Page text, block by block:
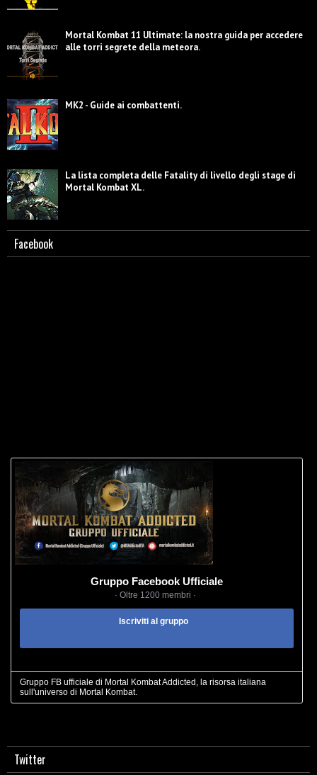
Mortal Kombat 11 Ultimate: la nostra guida per accedere
alle torri segrete della meteora.
MK2 - Guide ai combattenti.
La lista completa delle Fatality di livello degli stage di
Mortal Kombat XL.
Facebook
Gruppo Facebook Ufficiale
· Oltre 1200 membri ·
Iscriviti al gruppo
Gruppo FB ufficiale di Mortal Kombat Addicted, la risorsa italiana
sull'universo di Mortal Kombat.
Twitter